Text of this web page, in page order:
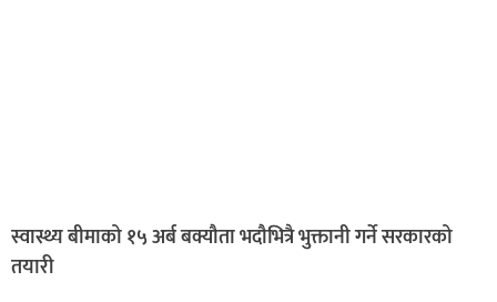
स्वास्थ्य बीमाको १५ अर्ब बक्यौता भदौभित्रै भुक्तानी गर्ने सरकारको
तयारी